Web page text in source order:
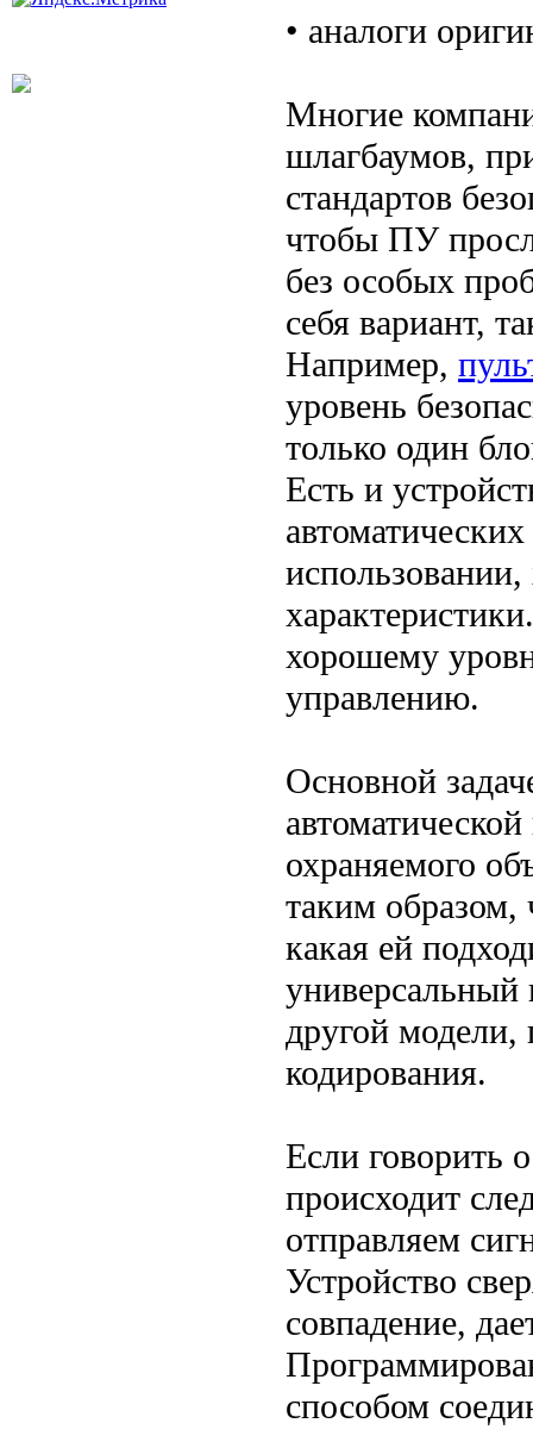
• аналоги
Многие
шлагбаумов,
стандартов
чтобы ПУ
без особых
себя вариант,
Например,
уровень
только один
Есть и
хорошему
управлению.
Основной
охраняемого
таким образом,
какая ей
универсальный
другой модели,
кодирования.
Если говорить
происходит
отправляем
Устройство
совпадение,
способом